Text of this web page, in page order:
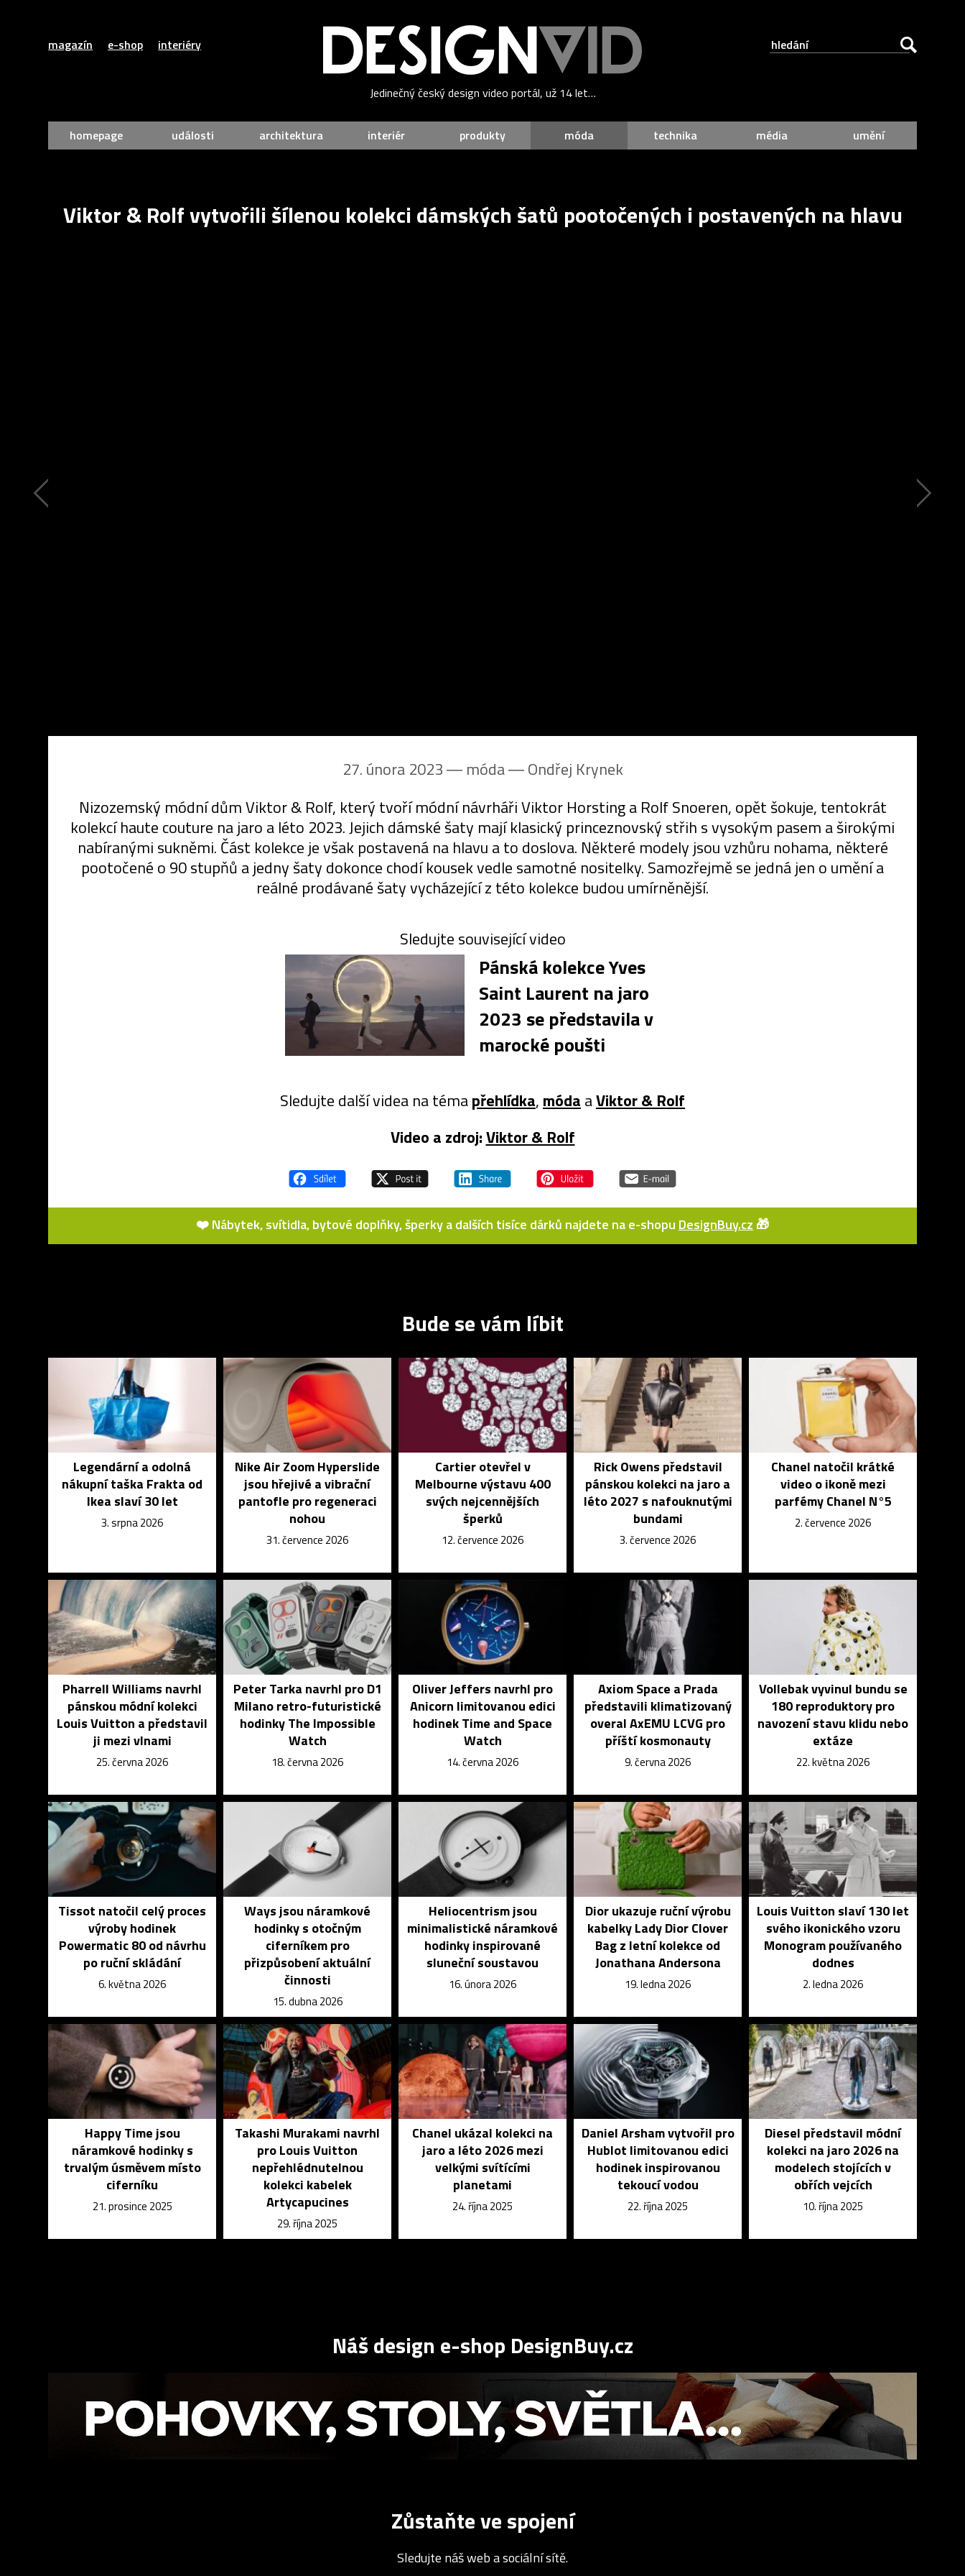
magazín e-shop interiéry
Jedinečný český design video portál, už 14 let…
homepage události architektura interiér produkty móda technika média umění
Viktor & Rolf vytvořili šílenou kolekci dámských šatů pootočených i postavených na hlavu
27. února 2023 ― móda ―Ondřej Krynek
Nizozemský módní dům Viktor & Rolf, který tvoří módní návrháři Viktor Horsting a Rolf Snoeren, opět šokuje, tentokrát
kolekcí haute couture na jaro a léto 2023. Jejich dámské šaty mají klasický princeznovský střih s vysokým pasem a širokými
nabíranými sukněmi. Část kolekce je však postavená na hlavu a to doslova. Některé modely jsou vzhůru nohama, některé
pootočené o 90 stupňů a jedny šaty dokonce chodí kousek vedle samotné nositelky. Samozřejmě se jedná jen o umění a
reálné prodávané šaty vycházející z této kolekce budou umírněnější.
Sledujte související video
Pánská kolekce Yves
Saint Laurent na jaro
2023 se představila v
marocké poušti
Sledujte další videa na témapřehlídka, móda aViktor & Rolf
Video a zdroj:Viktor & Rolf
❤️ Nábytek, svítidla, bytové doplňky, šperky a dalších tisíce dárků najdete na e-shopu DesignBuy.cz 🎁
Bude se vám líbit
Legendární a odolná
nákupní taška Frakta od
Ikea slaví 30 let
3. srpna 2026
Nike Air Zoom Hyperslide
jsou hřejivé a vibrační
pantofle pro regeneraci
nohou
31. července 2026
Cartier otevřel v
Melbourne výstavu 400
svých nejcennějších
šperků
12. července 2026
Rick Owens představil
pánskou kolekci na jaro a
léto 2027 s nafouknutými
bundami
3. července 2026
Chanel natočil krátké
video o ikoně mezi
parfémy Chanel N°5
2. července 2026
Pharrell Williams navrhl
pánskou módní kolekci
Louis Vuitton a představil
ji mezi vlnami
25. června 2026
Peter Tarka navrhl pro D1
Milano retro-futuristické
hodinky The Impossible
Watch
18. června 2026
Oliver Jeffers navrhl pro
Anicorn limitovanou edici
hodinek Time and Space
Watch
14. června 2026
Axiom Space a Prada
představili klimatizovaný
overal AxEMU LCVG pro
příští kosmonauty
9. června 2026
Vollebak vyvinul bundu se
180 reproduktory pro
navození stavu klidu nebo
extáze
22. května 2026
Tissot natočil celý proces
výroby hodinek
Powermatic 80 od návrhu
po ruční skládání
6. května 2026
Ways jsou náramkové
hodinky s otočným
ciferníkem pro
přizpůsobení aktuální
činnosti
15. dubna 2026
Heliocentrism jsou
minimalistické náramkové
hodinky inspirované
sluneční soustavou
16. února 2026
Dior ukazuje ruční výrobu
kabelky Lady Dior Clover
Bag z letní kolekce od
Jonathana Andersona
19. ledna 2026
Louis Vuitton slaví 130 let
svého ikonického vzoru
Monogram používaného
dodnes
2. ledna 2026
Happy Time jsou
náramkové hodinky s
trvalým úsměvem místo
ciferníku
21. prosince 2025
Takashi Murakami navrhl
pro Louis Vuitton
nepřehlédnutelnou
kolekci kabelek
Artycapucines
29. října 2025
Chanel ukázal kolekci na
jaro a léto 2026 mezi
velkými svítícími
planetami
24. října 2025
Daniel Arsham vytvořil pro
Hublot limitovanou edici
hodinek inspirovanou
tekoucí vodou
22. října 2025
Diesel představil módní
kolekci na jaro 2026 na
modelech stojících v
obřích vejcích
10. října 2025
Náš design e-shop DesignBuy.cz
Zůstaňte ve spojení
Sledujte náš web a sociální sítě.